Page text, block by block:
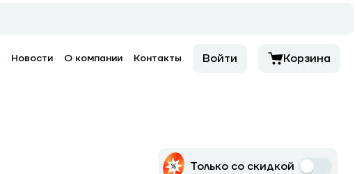
Новости О компании Контакты Войти Корзина
Только со скидкой